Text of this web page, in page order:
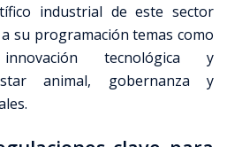
industrial de este sector
su programación temas como
tecnológica y
animal, gobernanza y